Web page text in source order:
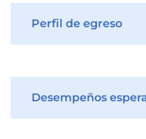
Perfil de egreso
Desempeños